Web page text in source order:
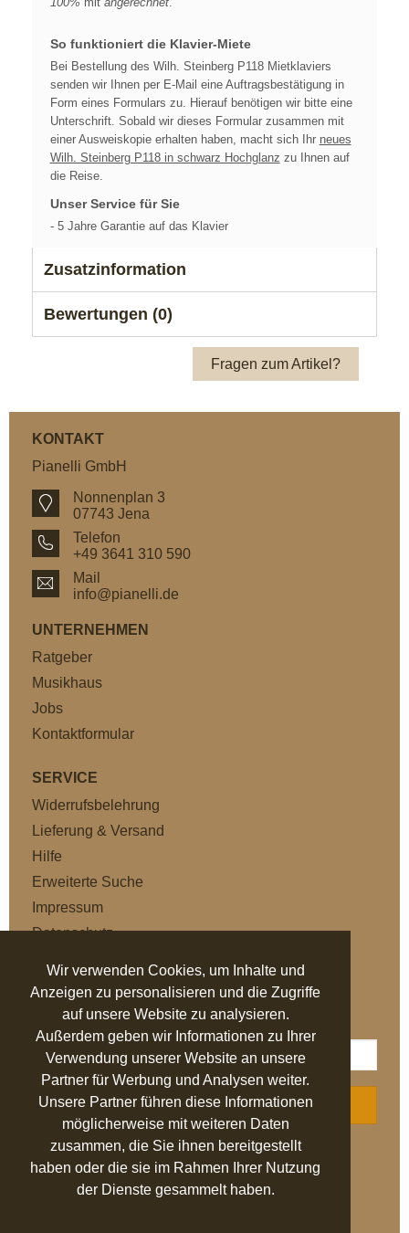
Wir verwenden Cookies, um Inhalte und
Anzeigen zu personalisieren und die Zugriffe
auf unsere Website zu analysieren.
Außerdem geben wir Informationen zu Ihrer
Verwendung unserer Website an unsere
Partner für Werbung und Analysen weiter.
Unsere Partner führen diese Informationen
möglicherweise mit weiteren Daten
zusammen, die Sie ihnen bereitgestellt
haben oder die sie im Rahmen Ihrer Nutzung
der Dienste gesammelt haben.
So funktioniert die Klavier-Miete
Bei Bestellung des Wilh. Steinberg P118 Mietklaviers
senden wir Ihnen per E-Mail eine Auftragsbestätigung in
Form eines Formulars zu. Hierauf benötigen wir bitte eine
Unterschrift. Sobald wir dieses Formular zusammen mit
einer Ausweiskopie erhalten haben, macht sich Ihr neues
Wilh. Steinberg P118 in schwarz Hochglanz zu Ihnen auf
die Reise.
Unser Service für Sie
- 5 Jahre Garantie auf das Klavier
Zusatzinformation
Bewertungen (0)
Fragen zum Artikel?
KONTAKT
Pianelli GmbH
Nonnenplan 3
07743 Jena
Telefon
+49 3641 310 590
Mail
info@pianelli.de
UNTERNEHMEN
Ratgeber
Musikhaus
Jobs
Kontaktformular
SERVICE
Widerrufsbelehrung
Lieferung & Versand
Hilfe
Erweiterte Suche
Impressum
Datenschutz
NEWSLETTER
ABONNIEREN
SEHR GUT